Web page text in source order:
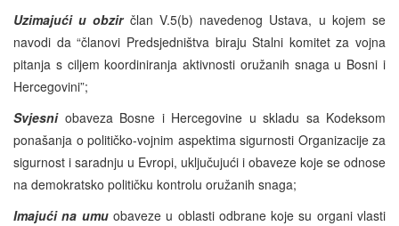
Uzimajući u obzirčlan V.5(b) navedenog Ustava, u kojem se
navodi da “članovi Predsjedništva biraju Stalni komitet za vojna
pitanja s ciljem koordiniranja aktivnosti oružanih snaga u Bosni i
Hercegovini”;
Svjesniobaveza Bosne i Hercegovine u skladu sa Kodeksom
ponašanja o političko-vojnim aspektima sigurnosti Organizacije za
sigurnost i saradnju u Evropi, uključujući i obaveze koje se odnose
na demokratsko političku kontrolu oružanih snaga;
Imajući na umuobaveze u oblasti odbrane koje su organi vlasti